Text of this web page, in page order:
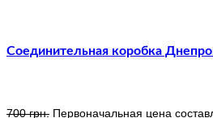
Соединительная коробка
700грн. Первоначальная цена